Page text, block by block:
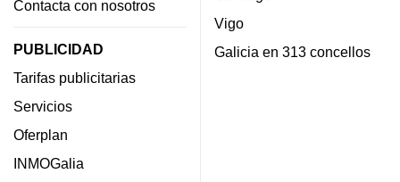
Contacta con nosotros
PUBLICIDAD
Tarifas publicitarias
Servicios
Oferplan
INMOGalia
Vigo
Galicia en 313 concellos